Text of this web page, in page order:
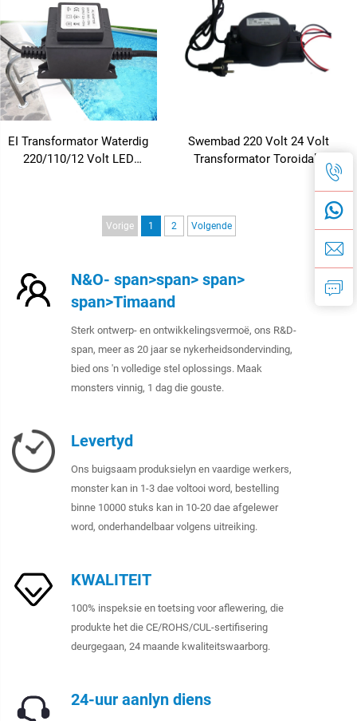
EI Transformator Waterdig
220/110/12 Volt LED
Swembad 220 Volt 24 Volt
Transformator Toroidale
Vorige 1 2 Volgende
N&O- span>span> span>
span>Timaand
Sterk ontwerp- en ontwikkelingsvermoë, ons R&D-
span, meer as 20 jaar se nykerheidsondervinding,
bied ons 'n volledige stel oplossings. Maak
monsters vinnig, 1 dag die gouste.
Levertyd
Ons buigsaam produksielyn en vaardige werkers,
monster kan in 1-3 dae voltooi word, bestelling
binne 10000 stuks kan in 10-20 dae afgelewer
word, onderhandelbaar volgens uitreiking.
KWALITEIT
100% inspeksie en toetsing voor aflewering, die
produkte het die CE/ROHS/CUL-sertifisering
deurgegaan, 24 maande kwaliteitswaarborg.
24-uur aanlyn diens